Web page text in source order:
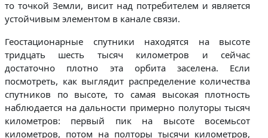
то точкой Земли, висит над потребителем и является
устойчивым элементом в канале связи.
Геостационарные спутники находятся на высоте
тридцать шесть тысяч километров и сейчас
достаточно плотно эта орбита заселена. Если
посмотреть, как выглядит распределение количества
спутников по высоте, то самая высокая плотность
наблюдается на дальности примерно полуторы тысяч
километров: первый пик на высоте восемьсот
километров, потом на полторы тысячи километров,